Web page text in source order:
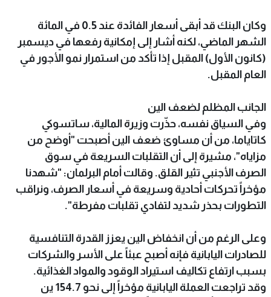
وكان البنك قد أبقى أسعار الفائدة عند 0.5 في المائة
الشهر الماضي، لكنه أشار إلى إمكانية رفعها في ديسمبر
(كانون الأول) المقبل إذا تأكد من استمرار نمو الأجور في
العام المقبل.
الجانب المظلم لضعف الين
وفي السياق نفسه، حذّرت وزيرة المالية، ساتسوكي
كاتاياما، من أن مساوئ ضعف الين أصبحت "أوضح من
مزاياه"، مشيرة إلى أن التقلبات السريعة في سوق
الصرف الأجنبي تثير القلق. وقالت أمام البرلمان: "شهدنا
مؤخراً تحركات أحادية وسريعة في أسعار الصرف، ونراقب
التطورات بحذر شديد لتفادي تقلبات مفرطة".
وعلى الرغم من أن انخفاض الين يعزز القدرة التنافسية
للصادرات اليابانية فإنه أصبح عبئاً على الأسر والشركات
بسبب ارتفاع تكاليف استيراد الوقود والمواد الغذائية.
وقد تراجعت العملة اليابانية مؤخراً إلى نحو 154.7 ين